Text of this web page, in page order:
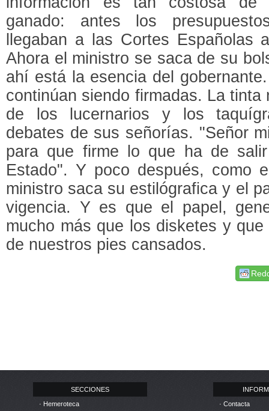
ganado: antes los
llegaban a las Cortes Españolas
Ahora el ministro se saca de su
ahí está la esencia del
continúan siendo firmadas. La
de los lucernarios y los
debates de sus señorías. "Señor
para que firme lo que ha de
Estado". Y poco después, como
ministro saca su estilógrafica y el
vigencia. Y es que el papel,
mucho más que los disketes y
de nuestros pies cansados.
SECCIONES
· Hemeroteca
· Contacta